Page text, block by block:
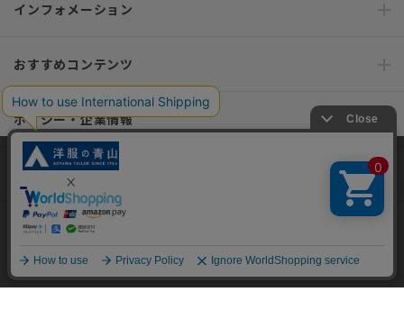
インフォメーション
おすすめコンテンツ
ポリシー・企業情報
オーダースーツなら SHITATE
OFFICIAL SNS
当サイトでは、快適な閲覧体験とコンテンツ改善のためにCookieを使用
しています。閲覧を続けることで、Cookieの使用に同意したものとみな
します。詳細については
同意して閉じる